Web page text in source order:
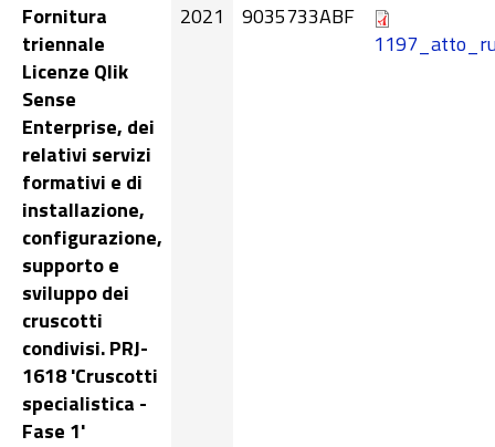
Fornitura
triennale
Licenze Qlik
Sense
Enterprise, dei
relativi servizi
formativi e di
installazione,
configurazione,
supporto e
sviluppo dei
cruscotti
condivisi. PRJ-
1618 'Cruscotti
specialistica -
Fase 1'
2021
9035733ABF